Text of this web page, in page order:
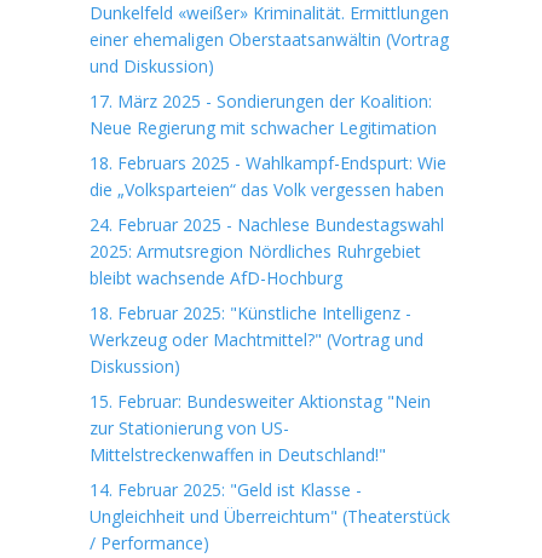
Dunkelfeld «weißer» Kriminalität. Ermittlungen
einer ehemaligen Oberstaatsanwältin (Vortrag
und Diskussion)
17. März 2025 - Sondierungen der Koalition:
Neue Regierung mit schwacher Legitimation
18. Februars 2025 - Wahlkampf-Endspurt: Wie
die „Volksparteien“ das Volk vergessen haben
24. Februar 2025 - Nachlese Bundestagswahl
2025: Armutsregion Nördliches Ruhrgebiet
bleibt wachsende AfD-Hochburg
18. Februar 2025: "Künstliche Intelligenz -
Werkzeug oder Machtmittel?" (Vortrag und
Diskussion)
15. Februar: Bundesweiter Aktionstag "Nein
zur Stationierung von US-
Mittelstreckenwaffen in Deutschland!"
14. Februar 2025: "Geld ist Klasse -
Ungleichheit und Überreichtum" (Theaterstück
/ Performance)